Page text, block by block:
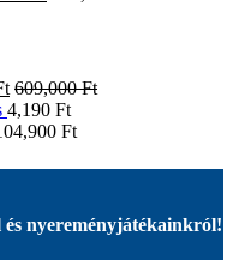
609,000Ft
4,190 Ft
Ft
nyereményjátékainkról!